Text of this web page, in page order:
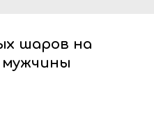
шаров на
мужчины